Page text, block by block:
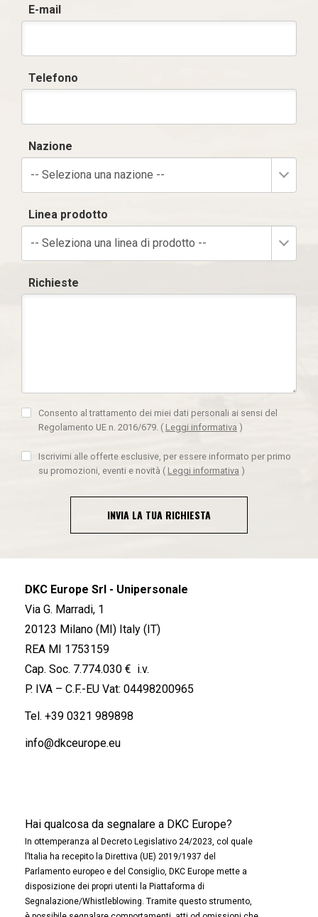
E-mail
Telefono
Nazione
-- Seleziona una nazione --
Linea prodotto
-- Seleziona una linea di prodotto --
Richieste
Consento al trattamento dei miei dati personali ai sensi del
Regolamento UE n. 2016/679. ( Leggi informativa )
Iscrivimi alle offerte esclusive, per essere informato per primo
su promozioni, eventi e novità ( Leggi informativa )
INVIA LA TUA RICHIESTA
DKC Europe Srl - Unipersonale
Via G. Marradi, 1
20123 Milano (MI) Italy (IT)
REA MI 1753159
Cap. Soc. 7.774.030 € i.v.
P. IVA – C.F.-EU Vat: 04498200965
Tel. +39 0321 989898
info@dkceurope.eu
Hai qualcosa da segnalare a DKC Europe?
In ottemperanza al Decreto Legislativo 24/2023, col quale
l’Italia ha recepito la Direttiva (UE) 2019/1937 del
Parlamento europeo e del Consiglio, DKC Europe mette a
disposizione dei propri utenti la Piattaforma di
Segnalazione/Whistleblowing. Tramite questo strumento,